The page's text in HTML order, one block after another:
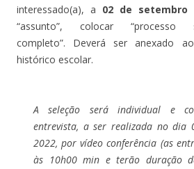
interessado(a), a 02 de setembro
“assunto”, colocar
completo”. Deverá ser anexado
histórico escolar.
A seleção será individual e
entrevista, a ser realizada no dia
2022, por vídeo conferência (as
às 10h00 min e terão duração